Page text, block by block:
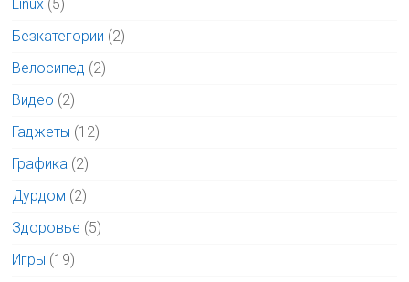
Linux (5)
Безкатегории (2)
Велосипед (2)
Видео (2)
Гаджеты (12)
Графика (2)
Дурдом (2)
Здоровье (5)
Игры (19)